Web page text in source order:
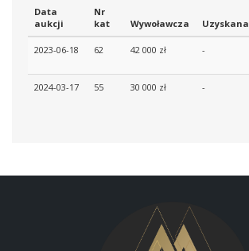
Data
aukcji
Nr
kat
Wywoławcza Uzyskana
2023-06-18 62 42 000 zł -
2024-03-17 55 30 000 zł -